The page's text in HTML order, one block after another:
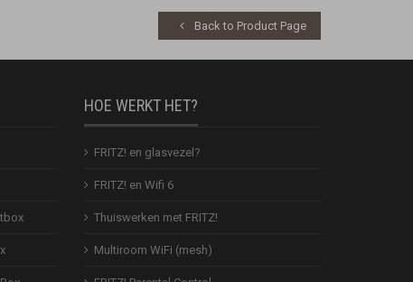
Back to Product Page
HOE WERKT HET?
FRITZ! en glasvezel?
FRITZ! en Wifi 6
Thuiswerken met FRITZ!
Multiroom WiFi (mesh)